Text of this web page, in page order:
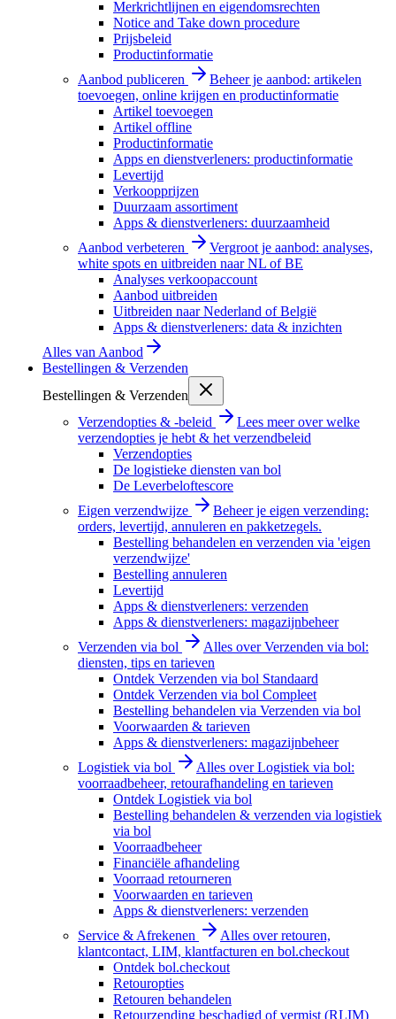
Merkrichtlijnen en eigendomsrechten
Notice and Take down procedure
Prijsbeleid
Productinformatie
Aanbod publiceren
Beheer je aanbod: artikelen
toevoegen, online krijgen en productinformatie
Artikel toevoegen
Artikel offline
Productinformatie
Apps en dienstverleners: productinformatie
Levertijd
Verkoopprijzen
Duurzaam assortiment
Apps & dienstverleners: duurzaamheid
Aanbod verbeteren
Vergroot je aanbod: analyses,
white spots en uitbreiden naar NL of BE
Analyses verkoopaccount
Aanbod uitbreiden
Uitbreiden naar Nederland of België
Apps & dienstverleners: data & inzichten
Alles van Aanbod
Bestellingen & Verzenden
Bestellingen & Verzenden
Verzendopties & -beleid
Lees meer over welke
verzendopties je hebt & het verzendbeleid
Verzendopties
De logistieke diensten van bol
De Leverbeloftescore
Eigen verzendwijze
Beheer je eigen verzending:
orders, levertijd, annuleren en pakketzegels.
Bestelling behandelen en verzenden via 'eigen
verzendwijze'
Bestelling annuleren
Levertijd
Apps & dienstverleners: verzenden
Apps & dienstverleners: magazijnbeheer
Verzenden via bol
Alles over Verzenden via bol:
diensten, tips en tarieven
Ontdek Verzenden via bol Standaard
Ontdek Verzenden via bol Compleet
Bestelling behandelen via Verzenden via bol
Voorwaarden & tarieven
Apps & dienstverleners: magazijnbeheer
Logistiek via bol
Alles over Logistiek via bol:
voorraadbeheer, retourafhandeling en tarieven
Ontdek Logistiek via bol
Bestelling behandelen & verzenden via logistiek
via bol
Voorraadbeheer
Financiële afhandeling
Voorraad retourneren
Voorwaarden en tarieven
Apps & dienstverleners: verzenden
Service & Afrekenen
Alles over retouren,
klantcontact, LIM, klantfacturen en bol.checkout
Ontdek bol.checkout
Retouropties
Retouren behandelen
Retourzending beschadigd of vermist (RLIM)